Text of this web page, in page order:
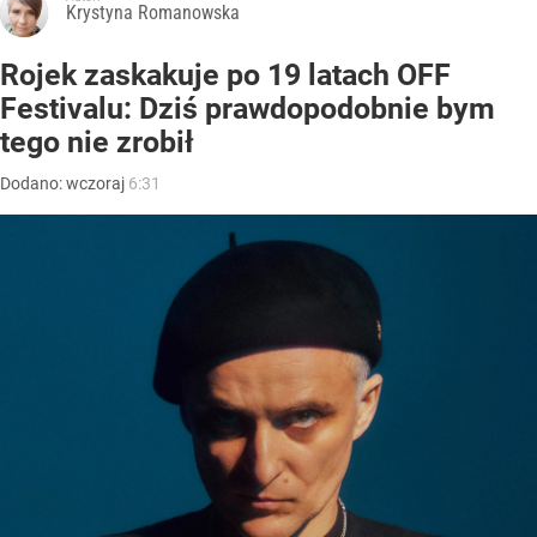
Krystyna Romanowska
Rojek zaskakuje po 19 latach OFF
Festivalu: Dziś prawdopodobnie bym
tego nie zrobił
Dodano:wczoraj 6:31